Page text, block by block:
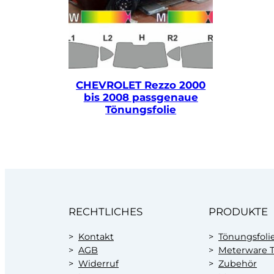
CHEVROLET Rezzo 2000
bis 2008 passgenaue
Tönungsfolie
RECHTLICHES
Kontakt
AGB
Widerruf
PRODUKTE
Meterware
Zubehör